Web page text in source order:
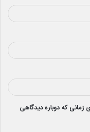
زمانی که دوباره دیدگاهی